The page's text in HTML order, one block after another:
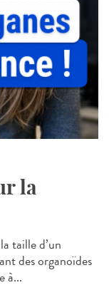
la
taille d’un
des organoïdes
à...